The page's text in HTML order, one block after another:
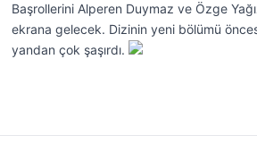
Başrollerini Alperen Duymaz ve Özge
ekrana gelecek. Dizinin yeni bölümü
yandan çok şaşırdı.